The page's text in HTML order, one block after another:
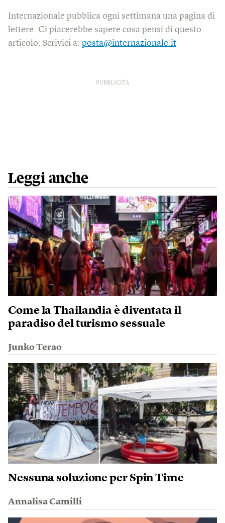
Internazionale pubblica ogni settimana una pagina di
lettere. Ci piacerebbe sapere cosa pensi di questo
articolo. Scrivici a: posta@internazionale.it
PUBBLICITÀ
Leggi anche
Come la Thailandia è diventata il
paradiso del turismo sessuale
Junko Terao
Nessuna soluzione per Spin Time
Annalisa Camilli